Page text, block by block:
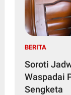
BERITA
Soroti
Waspadai
Sengketa